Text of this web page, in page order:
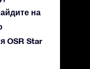
на
OSR Star